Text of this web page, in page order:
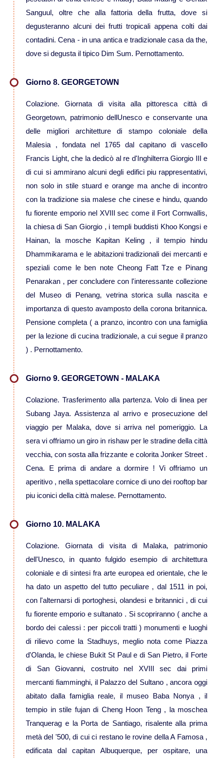
Viaggi in Oman
Viaggi in Canada
Viaggi in USA
Oceania
Viaggi in Isole Cook
Viaggi in Nuova Zelanda
Viaggi in Australia
Viaggi in Fiji
Viaggi in Nuova Caledonia
Viaggi in Polinesia
Sud America
Viaggi in Aruba
Viaggi in Argentina e Patagonia
Viaggi in Bolivia
Viaggi in Brasile
Viaggi in Cile
Viaggi in Colombia
Viaggi in Ecuador Galapagos
Viaggi in Peru'
Sanguul, oltre che alla fattoria della frutta, dove si
degusteranno alcuni dei frutti tropicali appena colti dai
contadini. Cena - in una antica e tradizionale casa da the,
dove si degusta il tipico Dim Sum. Pernottamento.
Giorno 8. GEORGETOWN
Colazione. Giornata di visita alla pittoresca città di
Georgetown, patrimonio dellUnesco e conservante una
delle migliori architetture di stampo coloniale della
Malesia , fondata nel 1765 dal capitano di vascello
Francis Light, che la dedicò al re d'Inghilterra Giorgio III e
di cui si ammirano alcuni degli edifici piu rappresentativi,
non solo in stile stuard e orange ma anche di incontro
con la tradizione sia malese che cinese e hindu, quando
fu fiorente emporio nel XVIII sec come il Fort Cornwallis,
la chiesa di San Giorgio , i templi buddisti Khoo Kongsi e
Hainan, la mosche Kapitan Keling , il tempio hindu
Dhammikarama e le abitazioni tradizionali dei mercanti e
speziali come le ben note Cheong Fatt Tze e Pinang
Penarakan , per concludere con l'interessante collezione
del Museo di Penang, vetrina storica sulla nascita e
importanza di questo avamposto della corona britannica.
Pensione completa ( a pranzo, incontro con una famiglia
per la lezione di cucina tradizionale, a cui segue il pranzo
) . Pernottamento.
Giorno 9. GEORGETOWN - MALAKA
Colazione. Trasferimento alla partenza. Volo di linea per
Subang Jaya. Assistenza al arrivo e prosecuzione del
viaggio per Malaka, dove si arriva nel pomeriggio. La
sera vi offriamo un giro in rishaw per le stradine della città
vecchia, con sosta alla frizzante e colorita Jonker Street .
Cena. E prima di andare a dormire ! Vi offriamo un
aperitivo , nella spettacolare cornice di uno dei rooftop bar
piu iconici della città malese. Pernottamento.
Giorno 10. MALAKA
Colazione. Giornata di visita di Malaka, patrimonio
dell'Unesco, in quanto fulgido esempio di architettura
coloniale e di sintesi fra arte europea ed orientale, che le
ha dato un aspetto del tutto peculiare , dal 1511 in poi,
con l'alternarsi di portoghesi, olandesi e britannici , di cui
fu fiorente emporio e sultanato . Si scopriranno ( anche a
bordo dei calessi : per piccoli tratti ) monumenti e luoghi
di rilievo come la Stadhuys, meglio nota come Piazza
d'Olanda, le chiese Bukit St Paul e di San Pietro, il Forte
di San Giovanni, costruito nel XVIII sec dai primi
mercanti fiamminghi, il Palazzo del Sultano , ancora oggi
abitato dalla famiglia reale, il museo Baba Nonya , il
tempio in stile fujan di Cheng Hoon Teng , la moschea
Tranquerag e la Porta de Santiago, risalente alla prima
metà del '500, di cui ci restano le rovine della A Famosa ,
edificata dal capitan Albuquerque, per ospitare, una